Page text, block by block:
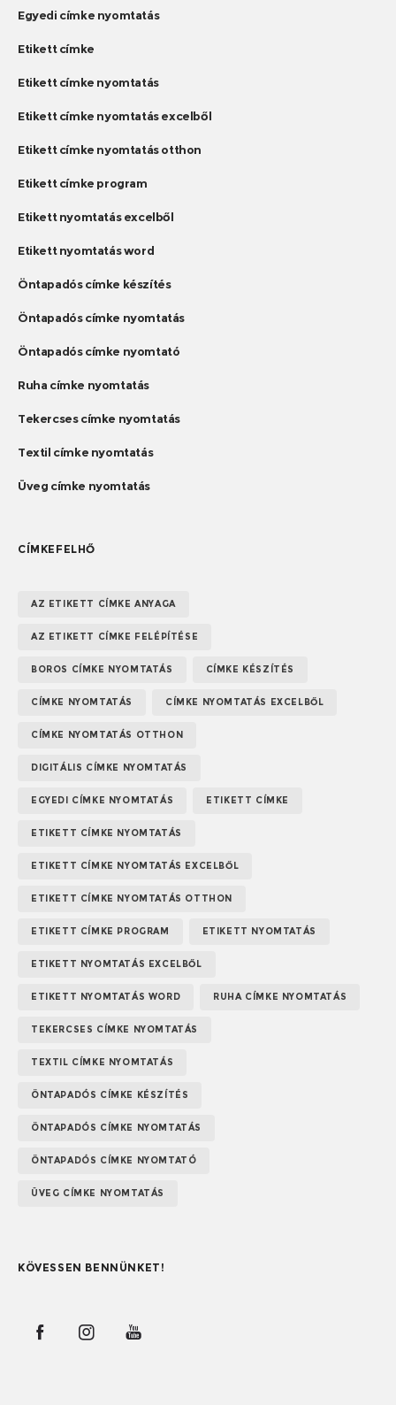
Egyedi címke nyomtatás
Etikett címke
Etikett címke nyomtatás
Etikett címke nyomtatás excelből
Etikett címke nyomtatás otthon
Etikett címke program
Etikett nyomtatás excelből
Etikett nyomtatás word
Öntapadós címke készítés
Öntapadós címke nyomtatás
Öntapadós címke nyomtató
Ruha címke nyomtatás
Tekercses címke nyomtatás
Textil címke nyomtatás
Üveg címke nyomtatás
CÍMKEFELHŐ
AZ ETIKETT CÍMKE ANYAGA
AZ ETIKETT CÍMKE FELÉPÍTÉSE
BOROS CÍMKE NYOMTATÁS CÍMKE KÉSZÍTÉS
CÍMKE NYOMTATÁS CÍMKE NYOMTATÁS EXCELBŐL
CÍMKE NYOMTATÁS OTTHON
DIGITÁLIS CÍMKE NYOMTATÁS
EGYEDI CÍMKE NYOMTATÁS ETIKETT CÍMKE
ETIKETT CÍMKE NYOMTATÁS
ETIKETT CÍMKE NYOMTATÁS EXCELBŐL
ETIKETT CÍMKE NYOMTATÁS OTTHON
ETIKETT CÍMKE PROGRAM ETIKETT NYOMTATÁS
ETIKETT NYOMTATÁS EXCELBŐL
ETIKETT NYOMTATÁS WORD RUHA CÍMKE NYOMTATÁS
TEKERCSES CÍMKE NYOMTATÁS
TEXTIL CÍMKE NYOMTATÁS
ÖNTAPADÓS CÍMKE KÉSZÍTÉS
ÖNTAPADÓS CÍMKE NYOMTATÁS
ÖNTAPADÓS CÍMKE NYOMTATÓ
ÜVEG CÍMKE NYOMTATÁS
KÖVESSEN BENNÜNKET!